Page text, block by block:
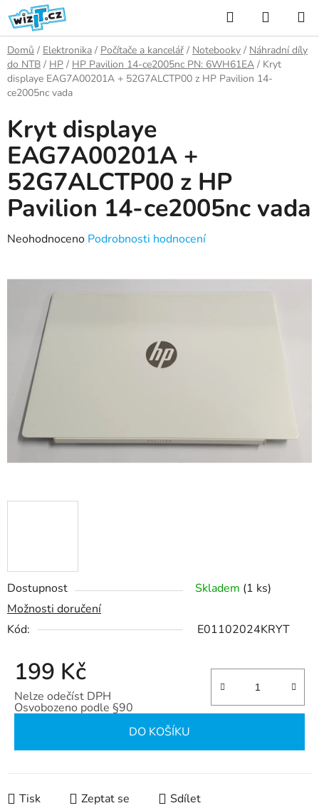
Přejít
na
obsah
Hledat
KOŠÍK
Domů / Elektronika / Počítače a kancelář / Notebooky / Náhradní díly
do NTB / HP / HP Pavilion 14-ce2005nc PN: 6WH61EA / Kryt
displaye EAG7A00201A + 52G7ALCTP00 z HP Pavilion 14-
ce2005nc vada
Dostupnost Skladem (1 ks)
Možnosti doručení
Kód:
E01102024KRYT
199 Kč
Nelze odečíst DPH
Osvobozeno podle §90
DO KOŠÍKU
Tisk Zeptat se Sdílet
Kryt displaye
EAG7A00201A +
52G7ALCTP00 z HP
Pavilion 14-ce2005nc vada
Průměrné
produktu
hvězdiček.
Neohodnoceno Podrobnosti hodnocení